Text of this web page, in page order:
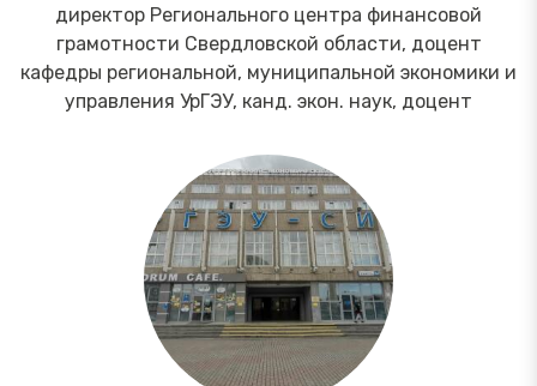
директор Регионального центра финансовой
грамотности Свердловской области, доцент
кафедры региональной, муниципальной экономики и
управления УрГЭУ, канд. экон. наук, доцент